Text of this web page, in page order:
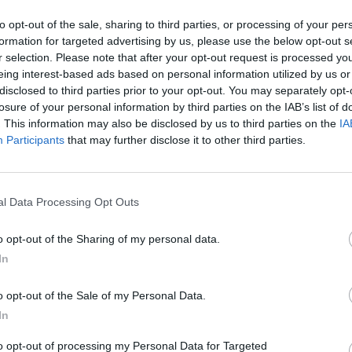
opt-out of the sale, sharing to third parties, or processing of your
for targeted advertising by us, please use the below opt-out
selection. Please note that after your opt-out request is processed
interest-based ads based on personal information utilized by us
to third parties prior to your opt-out. You may separately
of your personal information by third parties on the IAB’s list of
This information may also be disclosed by us to third parties on the
Participants that may further disclose it to other third parties.
Data Processing Opt Outs
opt-out of the Sharing of my personal data.
opt-out of the Sale of my Personal Data.
opt-out of processing my Personal Data for Targeted
di giovedì 6
visita al club